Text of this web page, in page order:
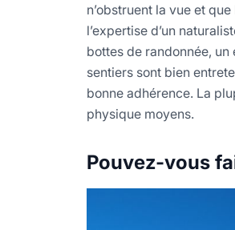
n’obstruent la vue et
l’expertise d’un
bottes de randonnée,
sentiers sont bien
bonne adhérence. La
physique moyens.
Pouvez-vous